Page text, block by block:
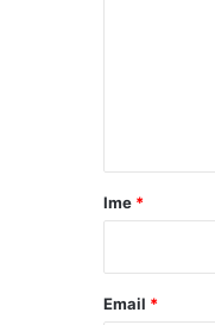
rIme *
Email *